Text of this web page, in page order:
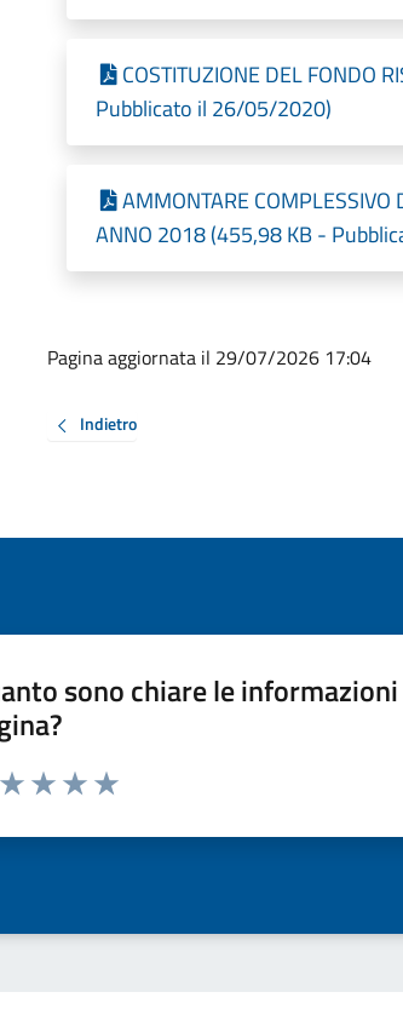
COSTITUZIONE DEL FONDO
Pubblicato il 26/05/2020)
AMMONTARE COMPLESSIVO
ANNO 2018 (455,98 KB -
Pagina aggiornata il 29/07/2026 17:04
Indietro
sono chiare le
da 1 a 5 stelle la pagina